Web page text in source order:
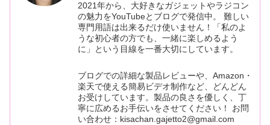
2021年から、大好きなガジェットやラジコン
の魅力をYouTubeとブログで発信中。 難しい
専門用語は出来るだけ使いません！「私のよ
うな初心者の方でも、一緒に楽しめるよう
に」という目線を一番大切にしています。
ブログでの詳細な製品レビューや、Amazon・
楽天で使える簡易ビデオ制作など、どんどん
お受けしています。製品の良さを優しく、丁
寧に広めるお手伝いをさせてください！ お問
い合わせ：kisachan.gajetto2@gmail.com